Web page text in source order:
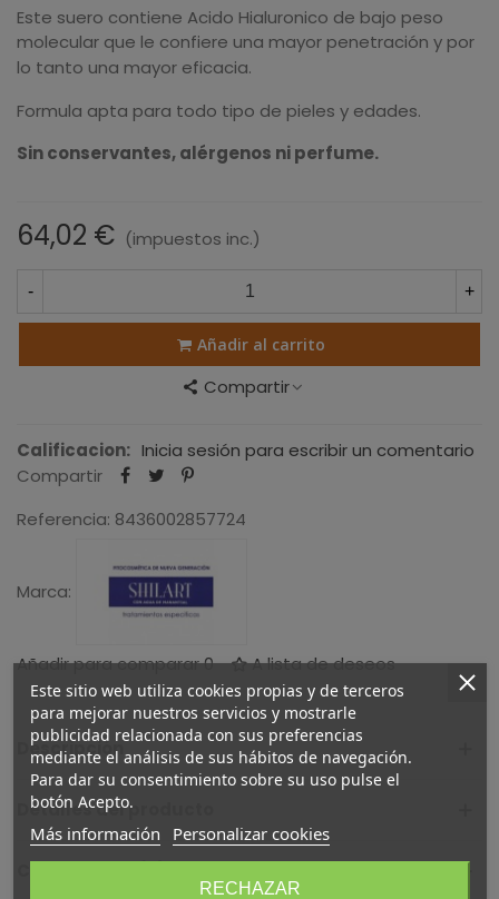
Este suero contiene Acido Hialuronico de bajo peso
molecular que le confiere una mayor penetración y por
lo tanto una mayor eficacia.
Formula apta para todo tipo de pieles y edades.
Sin conservantes, alérgenos ni perfume.
64,02 € (impuestos inc.)
- +
Añadir al carrito
Compartir
Calificacion: Inicia sesión para escribir un comentario
Compartir
Referencia: 8436002857724
Marca:
Añadir para comparar0 A lista de deseos
Descripción
Detalles del producto
Este sitio web utiliza cookies propias y de terceros
para mejorar nuestros servicios y mostrarle
publicidad relacionada con sus preferencias
mediante el análisis de sus hábitos de navegación.
Para dar su consentimiento sobre su uso pulse el
botón Acepto.
Más información Personalizar cookies
RECHAZAR